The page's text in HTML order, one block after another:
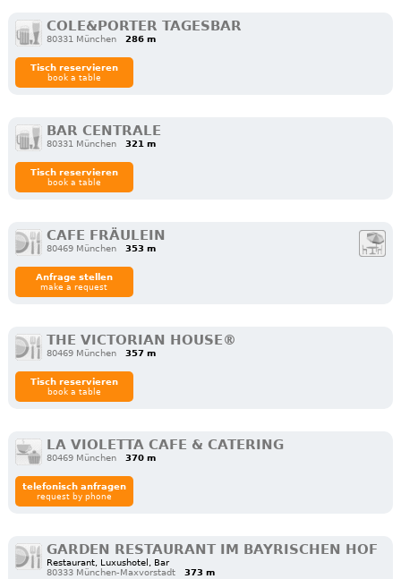
COLE&PORTER TAGESBAR
80331 München 286 m
Tisch reservieren
book a table
BAR CENTRALE
80331 München 321 m
Tisch reservieren
book a table
CAFE FRÄULEIN
80469 München 353 m
Anfrage stellen
make a request
THE VICTORIAN HOUSE®
80469 München 357 m
Tisch reservieren
book a table
LA VIOLETTA CAFE & CATERING
80469 München 370 m
telefonisch anfragen
request by phone
GARDEN RESTAURANT IM BAYRISCHEN HOF
Restaurant, Luxushotel, Bar
80333 München-Maxvorstadt
373 m